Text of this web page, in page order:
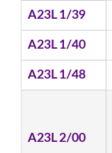
A23L 1/39
A23L 1/40
A23L 1/48
A23L 2/00